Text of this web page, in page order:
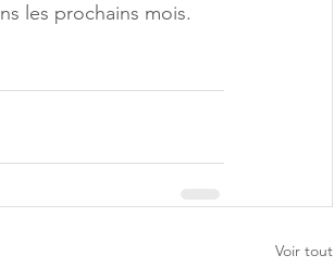
les prochains mois.
Voir tout